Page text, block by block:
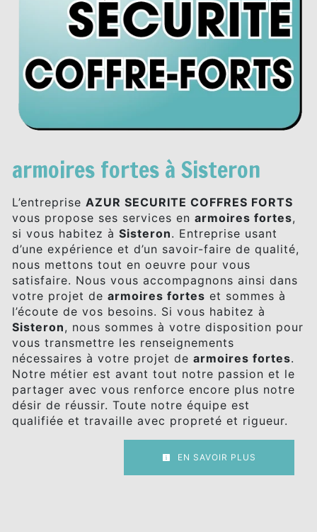
armoires fortes à Sisteron
L’entreprise AZUR SECURITE COFFRES FORTS
vous propose ses services en armoires fortes,
si vous habitez à Sisteron. Entreprise usant
d’une expérience et d’un savoir-faire de qualité,
nous mettons tout en oeuvre pour vous
satisfaire. Nous vous accompagnons ainsi dans
votre projet de armoires fortes et sommes à
l’écoute de vos besoins. Si vous habitez à
Sisteron, nous sommes à votre disposition pour
vous transmettre les renseignements
nécessaires à votre projet de armoires fortes.
Notre métier est avant tout notre passion et le
partager avec vous renforce encore plus notre
désir de réussir. Toute notre équipe est
qualifiée et travaille avec propreté et rigueur.
EN SAVOIR PLUS